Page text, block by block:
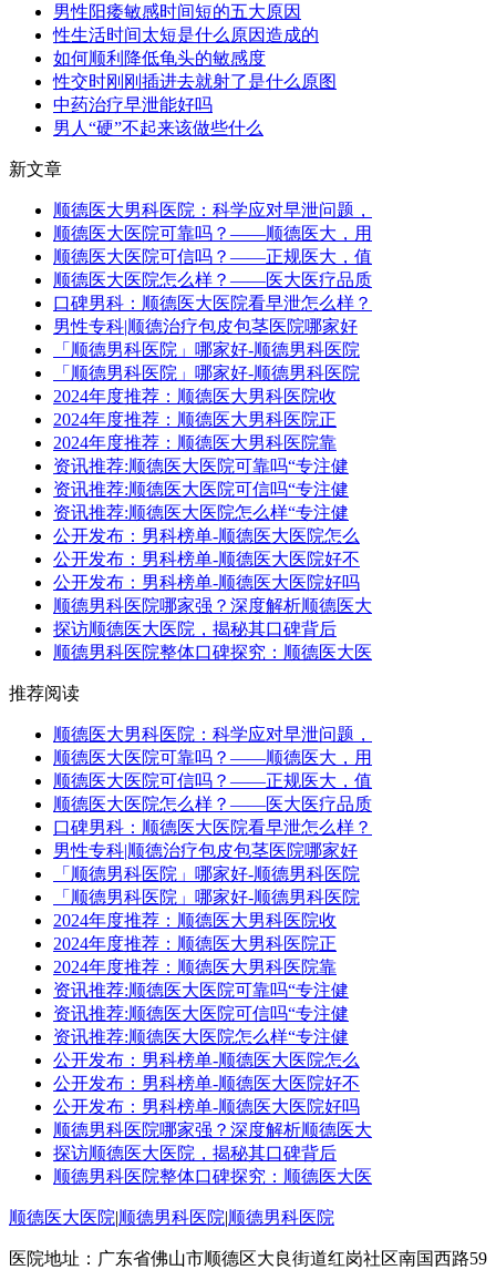
男性阳痿敏感时间短的五大原因
性生活时间太短是什么原因造成的
如何顺利降低龟头的敏感度
性交时刚刚插进去就射了是什么原图
中药治疗早泄能好吗
男人“硬”不起来该做些什么
新文章
顺德医大男科医院：科学应对早泄问题，
顺德医大医院可靠吗？——顺德医大，用
顺德医大医院可信吗？——正规医大，值
顺德医大医院怎么样？——医大医疗品质
口碑男科：顺德医大医院看早泄怎么样？
男性专科|顺德治疗包皮包茎医院哪家好
「顺德男科医院」哪家好-顺德男科医院
「顺德男科医院」哪家好-顺德男科医院
2024年度推荐：顺德医大男科医院收
2024年度推荐：顺德医大男科医院正
2024年度推荐：顺德医大男科医院靠
资讯推荐:顺德医大医院可靠吗“专注健
资讯推荐:顺德医大医院可信吗“专注健
资讯推荐:顺德医大医院怎么样“专注健
公开发布：男科榜单-顺德医大医院怎么
公开发布：男科榜单-顺德医大医院好不
公开发布：男科榜单-顺德医大医院好吗
顺德男科医院哪家强？深度解析顺德医大
探访顺德医大医院，揭秘其口碑背后
顺德男科医院整体口碑探究：顺德医大医
推荐阅读
顺德医大男科医院：科学应对早泄问题，
顺德医大医院可靠吗？——顺德医大，用
顺德医大医院可信吗？——正规医大，值
顺德医大医院怎么样？——医大医疗品质
口碑男科：顺德医大医院看早泄怎么样？
男性专科|顺德治疗包皮包茎医院哪家好
「顺德男科医院」哪家好-顺德男科医院
「顺德男科医院」哪家好-顺德男科医院
2024年度推荐：顺德医大男科医院收
2024年度推荐：顺德医大男科医院正
2024年度推荐：顺德医大男科医院靠
资讯推荐:顺德医大医院可靠吗“专注健
资讯推荐:顺德医大医院可信吗“专注健
资讯推荐:顺德医大医院怎么样“专注健
公开发布：男科榜单-顺德医大医院怎么
公开发布：男科榜单-顺德医大医院好不
公开发布：男科榜单-顺德医大医院好吗
顺德男科医院哪家强？深度解析顺德医大
探访顺德医大医院，揭秘其口碑背后
顺德男科医院整体口碑探究：顺德医大医
顺德医大医院|顺德男科医院|顺德男科医院
医院地址：广东省佛山市顺德区大良街道红岗社区南国西路59